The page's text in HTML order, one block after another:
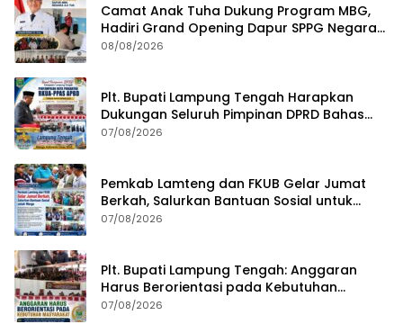
Camat Anak Tuha Dukung Program MBG,
Hadiri Grand Opening Dapur SPPG Negara
Aji Tua Lampung Tengah
08/08/2026
Plt. Bupati Lampung Tengah Harapkan
Dukungan Seluruh Pimpinan DPRD Bahas
RKUA-PPAS APBD Tahun 2027
07/08/2026
Pemkab Lamteng dan FKUB Gelar Jumat
Berkah, Salurkan Bantuan Sosial untuk
Warga
07/08/2026
Plt. Bupati Lampung Tengah: Anggaran
Harus Berorientasi pada Kebutuhan
Masyarakat
07/08/2026